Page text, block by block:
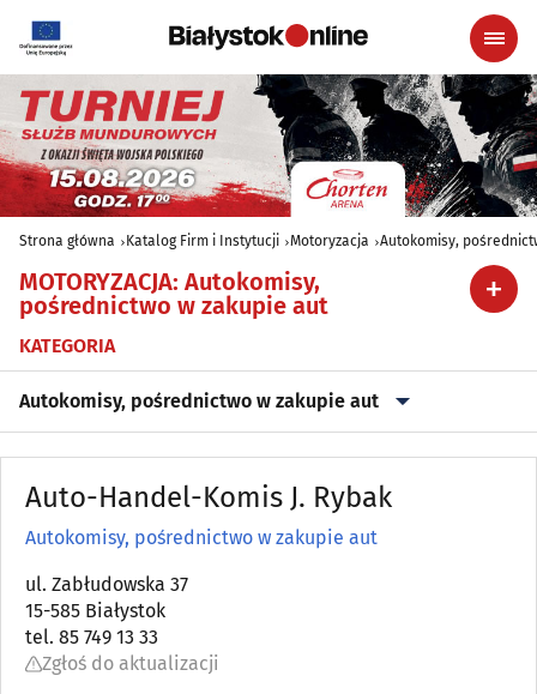
Strona główna Katalog Firm i Instytucji Motoryzacja Autokomisy,
MOTORYZACJA: Autokomisy,
pośrednictwo w zakupie aut
KATEGORIA
Autokomisy, pośrednictwo w zakupie aut
Akcesoria i części zamienne(101)
Akcesoria i części zamienne - producenci, hurtownie
Akumulatory(11)
Alarmy i systemy zabezpieczające
Auto-Handel-Komis J. Rybak
Autokomisy, pośrednictwo w zakupie aut
ul. Zabłudowska 37
15-585 Białystok
tel. 85 749 13 33
Zgłoś do aktualizacji